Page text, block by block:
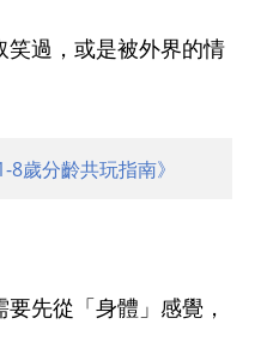
過，或是被外界的情
歲分齡共玩指南》
先從「身體」感覺，